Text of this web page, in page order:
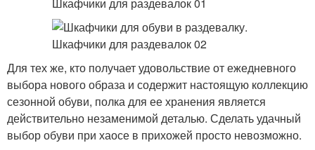
Для тех же, кто получает удовольствие от ежедневного
выбора нового образа и содержит настоящую коллекцию
сезонной обуви, полка для ее хранения является
действительно незаменимой деталью. Сделать удачный
выбор обуви при хаосе в прихожей просто невозможно.